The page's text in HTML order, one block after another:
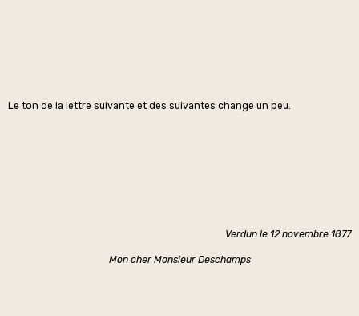
Le ton de la lettre suivante et des suivantes change un peu.
Verdun le 12 novembre 1877
Mon cher Monsieur Deschamps